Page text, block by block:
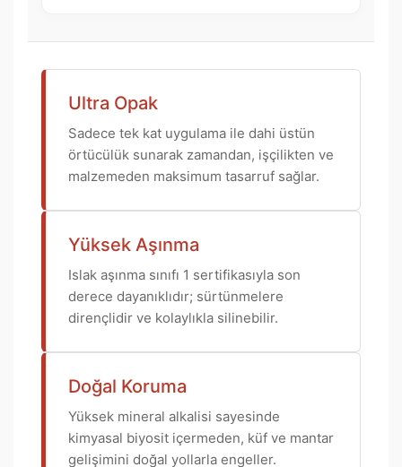
Ultra Opak
Sadece tek kat uygulama ile dahi üstün
örtücülük sunarak zamandan, işçilikten ve
malzemeden maksimum tasarruf sağlar.
Yüksek Aşınma
Islak aşınma sınıfı 1 sertifikasıyla son
derece dayanıklıdır; sürtünmelere
dirençlidir ve kolaylıkla silinebilir.
Doğal Koruma
Yüksek mineral alkalisi sayesinde
kimyasal biyosit içermeden, küf ve mantar
gelişimini doğal yollarla engeller.